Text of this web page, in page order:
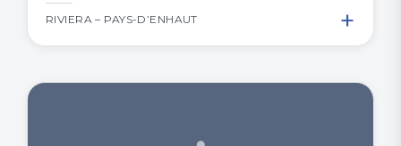
RIVIERA – PAYS-D’ENHAUT +